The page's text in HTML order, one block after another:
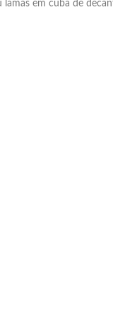
em cuba de